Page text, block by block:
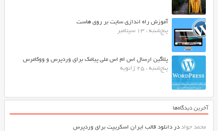
آموزش راه اندازی سایت بر روی هاست
پنج‌شنبه ، 13 سپتامبر
پلاگین ارسال اس ام اس ملی پیامک برای وردپرس و ووکامرس
پنج‌شنبه ، 25 ژانویه
آخرین دیدگاه‌ها
محمد جواددر دانلود قالب ایران اسکریپت برای وردپرس